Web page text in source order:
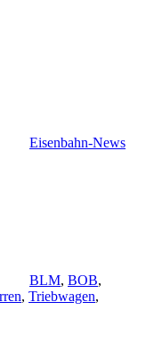
Eisenbahn-News
BLM, BOB,
, Triebwagen,